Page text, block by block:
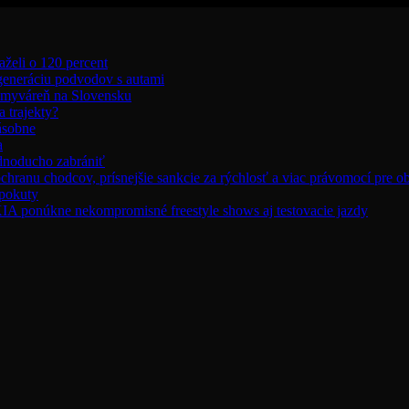
o 120 percent
podvodov s autami
na Slovensku
trajekty?
zabrániť
chodcov, prísnejšie sankcie za rýchlosť a viac právomocí pre
nekompromisné freestyle shows aj testovacie jazdy